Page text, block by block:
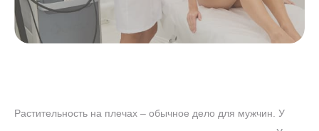
Растительность на плечах – обычное дело для мужчин. У